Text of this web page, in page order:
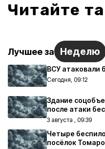
Читайте
Лучшее за Неделю
ВСУ атаковали
Сегодня, 09:12
Здание
после атаки
3 августа , 09:39
Четыре
посёлок